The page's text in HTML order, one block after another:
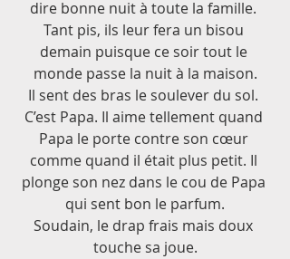
dire bonne nuit à toute la famille.
Tant pis, ils leur fera un bisou
demain puisque ce soir tout le
monde passe la nuit à la maison.
Il sent des bras le soulever du sol.
C’est Papa. Il aime tellement quand
Papa le porte contre son cœur
comme quand il était plus petit. Il
plonge son nez dans le cou de Papa
qui sent bon le parfum.
Soudain, le drap frais mais doux
touche sa joue.